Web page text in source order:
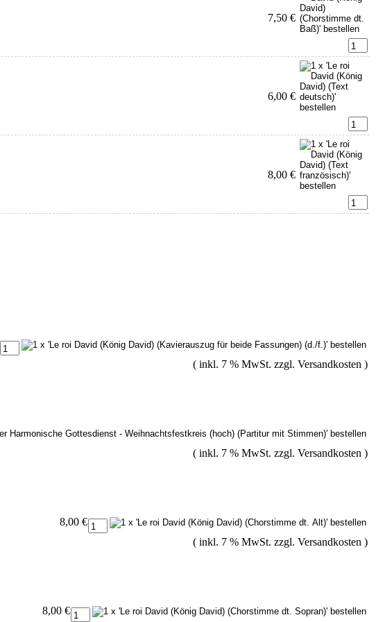
7,50 €
6,00 €
8,00 €
( inkl. 7 % MwSt. zzgl. Versandkosten )
( inkl. 7 % MwSt. zzgl. Versandkosten )
8,00 €
( inkl. 7 % MwSt. zzgl. Versandkosten )
8,00 €